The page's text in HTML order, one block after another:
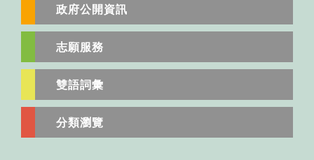
政府公開資訊
志願服務
雙語詞彙
分類瀏覽